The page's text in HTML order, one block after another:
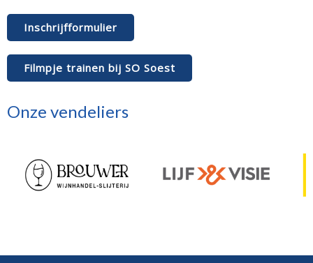
Inschrijfformulier
Filmpje trainen bij SO Soest
Onze vendeliers